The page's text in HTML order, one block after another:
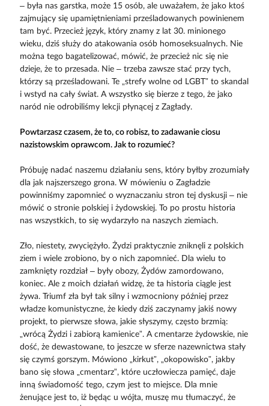
– była nas garstka, może 15 osób, ale uważałem, że jako ktoś
zajmujący się upamiętnieniami prześladowanych powinienem
tam być. Przecież język, który znamy z lat 30. minionego
wieku, dziś służy do atakowania osób homoseksualnych. Nie
można tego bagatelizować, mówić, że przecież nic się nie
dzieje, że to przesada. Nie – trzeba zawsze stać przy tych,
którzy są prześladowani. Te „strefy wolne od LGBT” to skandal
i wstyd na cały świat. A wszystko się bierze z tego, że jako
naród nie odrobiliśmy lekcji płynącej z Zagłady.
Powtarzasz czasem, że to, co robisz, to zadawanie ciosu
nazistowskim oprawcom. Jak to rozumieć?
Próbuję nadać naszemu działaniu sens, który byłby zrozumiały
dla jak najszerszego grona. W mówieniu o Zagładzie
powinniśmy zapomnieć o wyznaczaniu stron tej dyskusji – nie
mówić o stronie polskiej i żydowskiej. To po prostu historia
nas wszystkich, to się wydarzyło na naszych ziemiach.
Zło, niestety, zwyciężyło. Żydzi praktycznie zniknęli z polskich
ziem i wiele zrobiono, by o nich zapomnieć. Dla wielu to
zamknięty rozdział – były obozy, Żydów zamordowano,
koniec. Ale z moich działań widzę, że ta historia ciągle jest
żywa. Triumf zła był tak silny i wzmocniony później przez
władze komunistyczne, że kiedy dziś zaczynamy jakiś nowy
projekt, to pierwsze słowa, jakie słyszymy, często brzmią:
„wrócą Żydzi i zabiorą kamienice”. A cmentarze żydowskie, nie
dość, że dewastowane, to jeszcze w sferze nazewnictwa stały
się czymś gorszym. Mówiono „kirkut”, „okopowisko”, jakby
bano się słowa „cmentarz”, które uczłowiecza pamięć, daje
inną świadomość tego, czym jest to miejsce. Dla mnie
żenujące jest to, iż będąc u wójta, muszę mu tłumaczyć, że